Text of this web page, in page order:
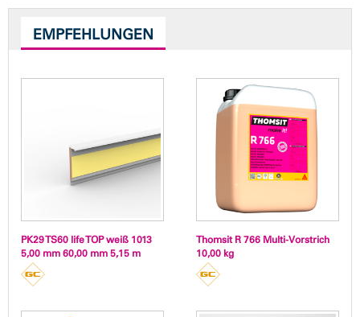
EMPFEHLUNGEN
PK29 TS60 life TOP weiß 1013
5,00 mm 60,00 mm 5,15 m
Thomsit R 766 Multi-Vorstrich
10,00 kg